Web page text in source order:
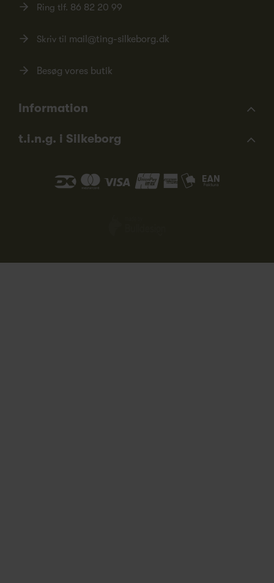
Ring tlf. 86 82 20 99
Skriv til mail@ting-silkeborg.dk
Besøg vores butik
Information
t.i.n.g. i Silkeborg